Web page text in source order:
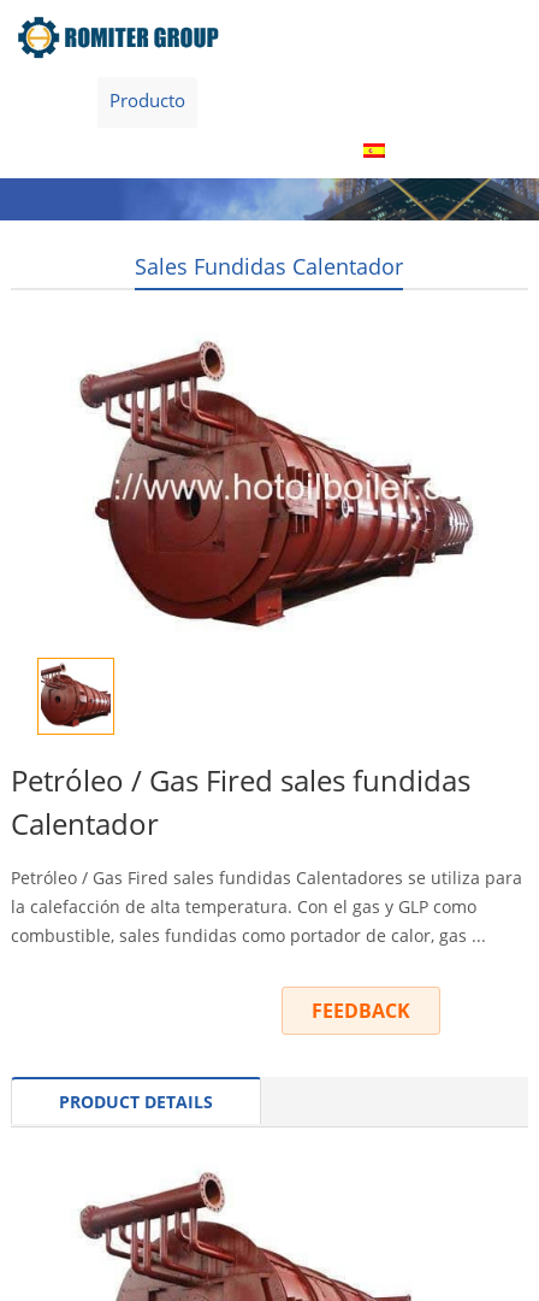
Producto
Sales Fundidas Calentador
Petróleo / Gas Fired sales fundidas
Calentador
Petróleo / Gas Fired sales fundidas Calentadores se utiliza para
la calefacción de alta temperatura. Con el gas y GLP como
combustible, sales fundidas como portador de calor, gas ...
FEEDBACK
PRODUCT DETAILS